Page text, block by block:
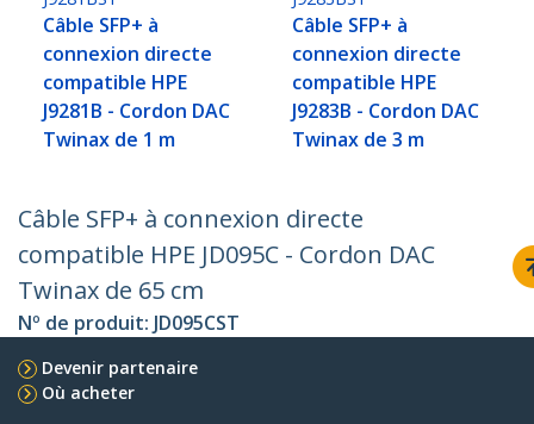
Câble SFP+ à
connexion directe
compatible HPE
J9281B - Cordon DAC
Twinax de 1 m
Câble SFP+ à
connexion directe
compatible HPE
J9283B - Cordon DAC
Twinax de 3 m
Câble SFP+ à connexion directe
compatible HPE JD095C - Cordon DAC
Twinax de 65 cm
Nº de produit: JD095CST
Devenir partenaire
Où acheter